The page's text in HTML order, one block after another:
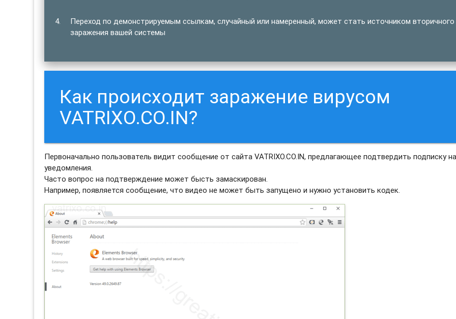
Переход по демонстрируемым ссылкам, случайный или намеренный, может стать источником вторичного
заражения вашей системы
Как происходит заражение вирусом
VATRIXO.CO.IN?
Первоначально пользователь видит сообщение от сайта VATRIXO.CO.IN, предлагающее подтвердить подписку
уведомления.
Часто вопрос на подтверждение может бысть замаскирован.
Например, появляется сообщение, что видео не может быть запущено и нужно установить кодек.